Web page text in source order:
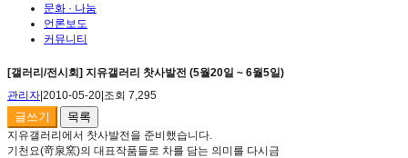
문화 · 나눔
언론보도
커뮤니티
[갤러리/전시회] 지유갤러리 찻사발전 (5월20일 ~ 6월5일)
관리자|2010-05-20|조회 7,295
글쓰기 목록
지유갤러리에서 찻사발전을 준비했습니다.
기천요(竒泉窯)의 대표작품들로 차를 담는 의미를 다시금